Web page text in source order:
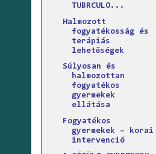
TUBRCULO...
Halmozott
fogyatékosság és
terápiás
lehetőségek
Súlyosan és
halmozottan
fogyatékos
gyermekek
ellátása
Fogyatékos
gyermekek – korai
intervenció